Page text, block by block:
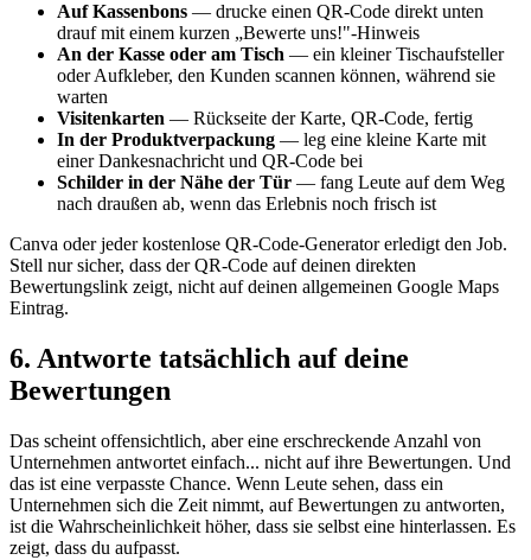
Auf Kassenbons — drucke einen QR-Code direkt unten
drauf mit einem kurzen „Bewerte uns!"-Hinweis
An der Kasse oder am Tisch — ein kleiner Tischaufsteller
oder Aufkleber, den Kunden scannen können, während sie
warten
Visitenkarten — Rückseite der Karte, QR-Code, fertig
In der Produktverpackung — leg eine kleine Karte mit
einer Dankesnachricht und QR-Code bei
Schilder in der Nähe der Tür — fang Leute auf dem Weg
nach draußen ab, wenn das Erlebnis noch frisch ist
Canva oder jeder kostenlose QR-Code-Generator erledigt den Job.
Stell nur sicher, dass der QR-Code auf deinen direkten
Bewertungslink zeigt, nicht auf deinen allgemeinen Google Maps
Eintrag.
6. Antworte tatsächlich auf deine
Bewertungen
Das scheint offensichtlich, aber eine erschreckende Anzahl von
Unternehmen antwortet einfach... nicht auf ihre Bewertungen. Und
das ist eine verpasste Chance. Wenn Leute sehen, dass ein
Unternehmen sich die Zeit nimmt, auf Bewertungen zu antworten,
ist die Wahrscheinlichkeit höher, dass sie selbst eine hinterlassen. Es
zeigt, dass du aufpasst.